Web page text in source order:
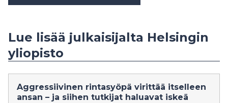
Lue lisää julkaisijalta Helsingin
yliopisto
Aggressiivinen rintasyöpä virittää itselleen
ansan – ja siihen tutkijat haluavat iskeä